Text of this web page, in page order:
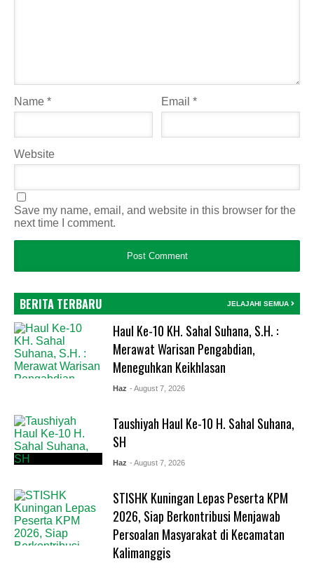
Name * Email*
Website
Save my name, email, and website in this browser for the
next time I comment.
BERITA TERBARU JELAJAHI SEMUA
Haul Ke-10 KH. Sahal Suhana, S.H. :
Merawat Warisan Pengabdian,
Meneguhkan Keikhlasan
Haz - August 7, 2026
Taushiyah Haul Ke-10 H. Sahal Suhana,
SH
Haz - August 7, 2026
STISHK Kuningan Lepas Peserta KPM
2026, Siap Berkontribusi Menjawab
Persoalan Masyarakat di Kecamatan
Kalimanggis